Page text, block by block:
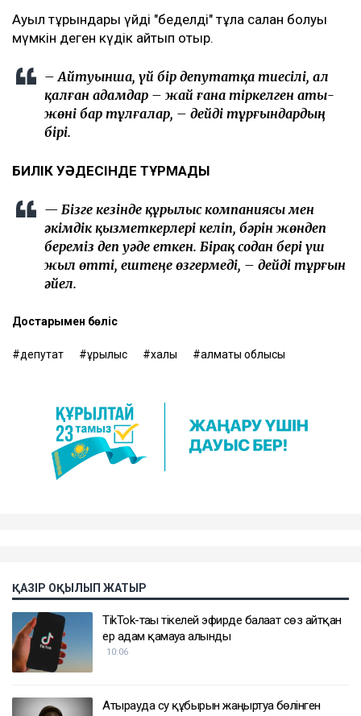
Ауыл тұрғындары үйді "беделді" тұлға салған болуы
мүмкін деген күдік айтып отыр.
– Айтуынша, үй бір депутатқа тиесілі, ал
қалған адамдар – жай ғана тіркелген аты-
жөні бар тұлғалар, – дейді тұрғындардың
бірі.
БИЛІК УӘДЕСІНДЕ ТҰРМАДЫ
— Бізге кезінде құрылыс компаниясы мен
әкімдік қызметкерлері келіп, бәрін жөндеп
береміз деп уәде еткен. Бірақ содан бері үш
жыл өтті, ештеңе өзгермеді, – дейді тұрғын
әйел.
Достарыңмен бөліс
депутат құрылыс халық алматы облысы
ҚАЗІР ОҚЫЛЫП ЖАТЫР
TikTok-тағы тікелей эфирде балағат сөз айтқан
ер адам қамауға алынды
10:06
Атырауда су құбырын жаңғыртуға бөлінген